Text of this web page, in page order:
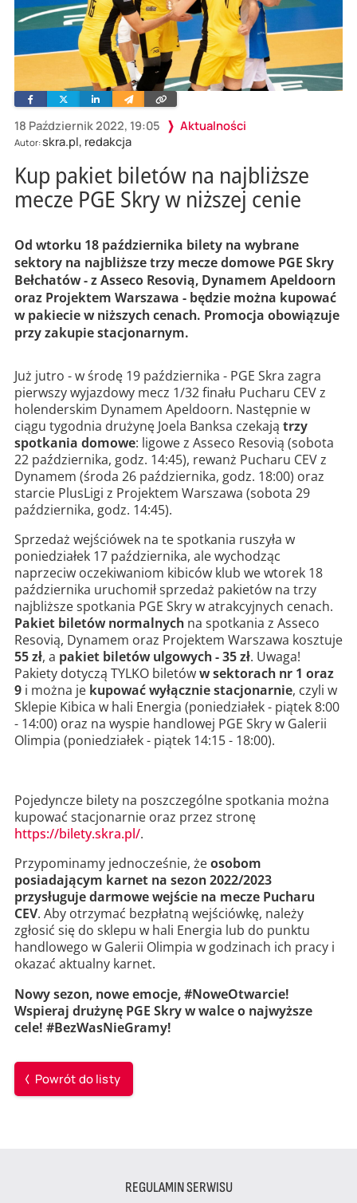
18 Październik 2022, 19:05 Aktualności
Autor:skra.pl, redakcja
FacebookTwitterLinkedinWyślij
e-
Skopiuj
link
Kup pakiet biletów na najbliższe
mecze PGE Skry w niższej cenie
Od wtorku 18 października bilety na wybrane
sektory na najbliższe trzy mecze domowe PGE Skry
Bełchatów - z Asseco Resovią, Dynamem Apeldoorn
oraz Projektem Warszawa - będzie można kupować
w pakiecie w niższych cenach. Promocja obowiązuje
przy zakupie stacjonarnym.
Już jutro - w środę 19 października - PGE Skra zagra
pierwszy wyjazdowy mecz 1/32 finału Pucharu CEV z
holenderskim Dynamem Apeldoorn. Następnie w
ciągu tygodnia drużynę Joela Banksa czekają trzy
spotkania domowe: ligowe z Asseco Resovią (sobota
22 października, godz. 14:45), rewanż Pucharu CEV z
Dynamem (środa 26 października, godz. 18:00) oraz
starcie PlusLigi z Projektem Warszawa (sobota 29
października, godz. 14:45).
Sprzedaż wejściówek na te spotkania ruszyła w
poniedziałek 17 października, ale wychodząc
naprzeciw oczekiwaniom kibiców klub we wtorek 18
października uruchomił sprzedaż pakietów na trzy
najbliższe spotkania PGE Skry w atrakcyjnych cenach.
Pakiet biletów normalnychna spotkania z Asseco
Resovią, Dynamem oraz Projektem Warszawa kosztuje
55 zł, a pakiet biletów ulgowych - 35 zł. Uwaga!
Pakiety dotyczą TYLKO biletóww sektorach nr 1 oraz
9i można je kupować wyłącznie stacjonarnie, czyli w
Sklepie Kibica w hali Energia (poniedziałek - piątek 8:00
- 14:00) oraz na wyspie handlowej PGE Skry w Galerii
Olimpia (poniedziałek - piątek 14:15 - 18:00).
Pojedyncze bilety na poszczególne spotkania można
kupować stacjonarnie oraz przez stronę
https://bilety.skra.pl/.
Przypominamy jednocześnie, żeosobom
posiadającym karnet na sezon 2022/2023
przysługuje darmowe wejście na mecze Pucharu
CEV. Aby otrzymać bezpłatną wejściówkę, należy
zgłosić się do sklepu w hali Energia lub do punktu
handlowego w Galerii Olimpia w godzinach ich pracy i
okazać aktualny karnet.
Nowy sezon, nowe emocje, #NoweOtwarcie!
Wspieraj drużynę PGE Skry w walce o najwyższe
cele! #BezWasNieGramy!
Powrót do listy
REGULAMIN SERWISU